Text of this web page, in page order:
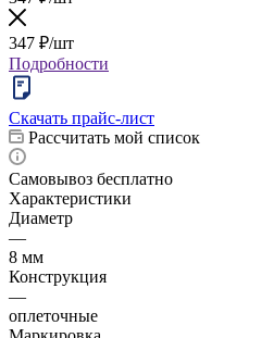
347 ₽/шт
Подробности
Скачать прайс-лист
Рассчитать мой список
Самовывоз бесплатно
Характеристики
Диаметр
—
8 мм
Конструкция
—
оплеточные